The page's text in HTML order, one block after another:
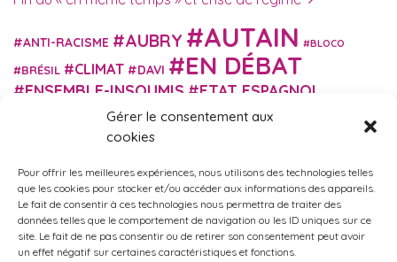
Gérer le consentement aux
cookies
Pour offrir les meilleures expériences, nous utilisons des technologies telles
que les cookies pour stocker et/ou accéder aux informations des appareils.
Le fait de consentir à ces technologies nous permettra de traiter des
données telles que le comportement de navigation ou les ID uniques sur ce
site. Le fait de ne pas consentir ou de retirer son consentement peut avoir
un effet négatif sur certaines caractéristiques et fonctions.
ANTI-RACISME AUBRY AUTAIN BLOCO
BRÉSIL CLIMAT DAVI EN DÉBAT
ENSEMBLE-INSOUMIS ETAT ESPAGNOL
EUROPE EXTRÊME DROITE FASCISME
FRANCE INSOUMISE
HISTOIRE IMMIGRATION ISRAËL PALESTINE ITALIE
MACRON MARTIN MARXISME MIGRANT-ES
MUNICIPALES MÉLENCHON NUPES OBONO
OCCITANIE PORTUGAL RETRAITES RUSSIE